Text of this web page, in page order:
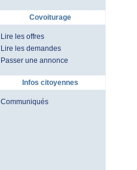
Covoiturage
Lire les offres
Lire les demandes
Passer une annonce
Infos citoyennes
Communiqués